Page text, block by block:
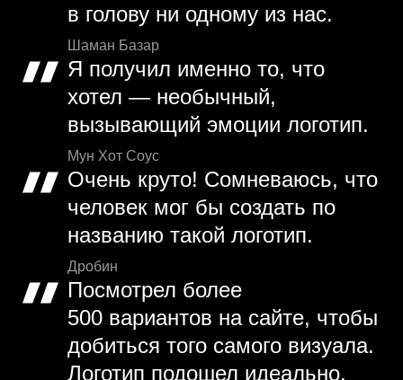
в голову ни одному из нас.
Шаман Базар
Я получил именно то, что
хотел — необычный,
вызывающий эмоции логотип.
Мун Хот Соус
Очень круто! Сомневаюсь, что
человек мог бы создать по
названию такой логотип.
Дробин
Посмотрел более
500 вариантов на сайте, чтобы
добиться того самого визуала.
Логотип подошел идеально.